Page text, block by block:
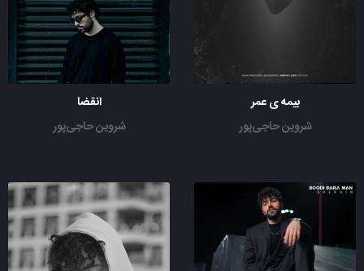
بیمه ی عمر
شروین حاجی‌پور
انقضا
شروین حاجی‌پور